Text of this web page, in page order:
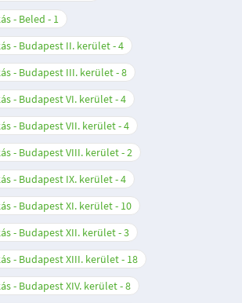
- Beled
1
- Budapest II. kerület 4
- Budapest III. kerület 8
- Budapest VI. kerület 4
- Budapest VII. kerület 4
- Budapest VIII. kerület 2
- Budapest IX. kerület 4
- Budapest XI. kerület
10
- Budapest XII. kerület 3
- Budapest XIII. kerület
18
- Budapest XIV. kerület 8